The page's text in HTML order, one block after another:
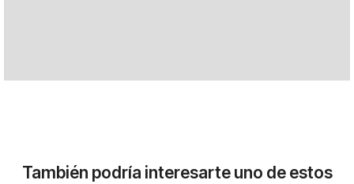
También podría interesarte uno de estos